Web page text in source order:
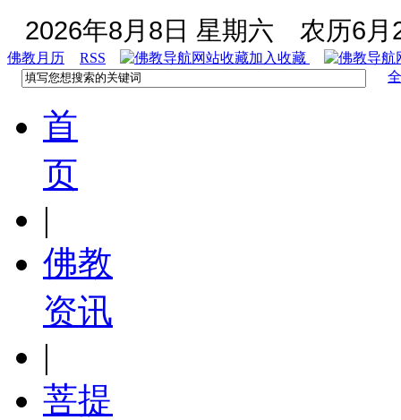
2026年8月8日 星期六 农历6月
佛教月历 RSS
加入收藏
首
页
|
佛教
资讯
|
菩提